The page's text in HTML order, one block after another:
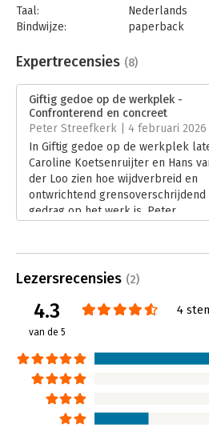
omgevingsfactoren.
• Vol met praktische modellen en
Taal:
Nederlands
Bindwijze:
paperback
Uitgever:
Boom
Verschijningsdatum:
11-4-2023
Hoofdrubriek:
Expertrecensies (8)
Giftig gedoe op de werkplek -
Confronterend en concreet
Peter Streefkerk | 4 februari 2026
In Giftig gedoe op de werkplek
Caroline Koetsenruijter en Hans
der Loo zien hoe wijdverbreid en
ontwrichtend grensoverschrijdend
gedrag op het werk is. Peter
cijfers en een concrete aanpak dit
Lees verder
Lezersrecensies (2)
4.3
van de 5
4